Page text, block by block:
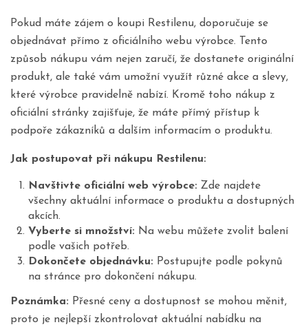
Pokud máte zájem o koupi Restilenu, doporučuje se
objednávat přímo z oficiálního webu výrobce. Tento
způsob nákupu vám nejen zaručí, že dostanete originální
produkt, ale také vám umožní využít různé akce a slevy,
které výrobce pravidelně nabízí. Kromě toho nákup z
oficiální stránky zajišťuje, že máte přímý přístup k
podpoře zákazníků a dalším informacím o produktu.
Jak postupovat při nákupu Restilenu:
Navštivte oficiální web výrobce: Zde najdete
všechny aktuální informace o produktu a dostupných
akcích.
Vyberte si množství: Na webu můžete zvolit balení
podle vašich potřeb.
Dokončete objednávku: Postupujte podle pokynů
na stránce pro dokončení nákupu.
Poznámka: Přesné ceny a dostupnost se mohou měnit,
proto je nejlepší zkontrolovat aktuální nabídku na